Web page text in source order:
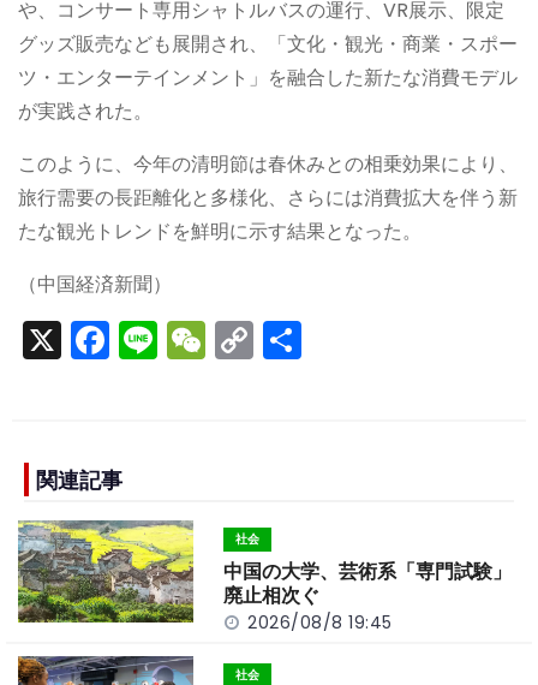
や、コンサート専用シャトルバスの運行、VR展示、限定
グッズ販売なども展開され、「文化・観光・商業・スポー
ツ・エンターテインメント」を融合した新たな消費モデル
が実践された。
このように、今年の清明節は春休みとの相乗効果により、
旅行需要の長距離化と多様化、さらには消費拡大を伴う新
たな観光トレンドを鮮明に示す結果となった。
（中国経済新聞）
X F
a
e
b
o
o
k
Li
n
W
e
C
o
n
k
関連記事
社会
中国の大学、芸術系「専門試験」
廃止相次ぐ
2026/08/8 19:45
社会